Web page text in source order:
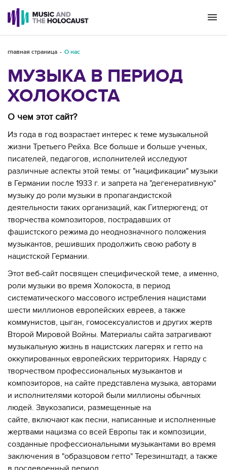
главная страница О нас
МУЗЫКА В ПЕРИОД
ХОЛОКОСТА
О чем этот сайт?
Из года в год возрастает интерес к теме музыкальной
жизни Третьего Рейха. Все больше и больше ученых,
писателей, педагогов, исполнителей исследуют
различные аспекты этой темы: от "нацификации" музыки
в Германии после 1933 г. и запрета на "дегенеративную"
музыку до роли музыки в пропагандистской
деятельности таких организаций, как Гитлерюгенд; от
творчества композиторов, пострадавших от
фашистского режима до неоднозначного положения
музыкантов, решивших продолжить свою работу в
нацистской Германии.
Этот веб-сайт посвящен специфической теме, а именно,
роли музыки во время Холокоста, в период
систематического массового истребления нацистами
шести миллионов европейских евреев, а также
коммунистов, цыган, гомосексуалистов и других жертв
Второй Мировой Войны. Материалы сайта затрагивают
музыкальную жизнь в нацистских лагерях и гетто на
оккупированных европейских территориях. Наряду с
творчеством профессиональных музыкантов и
композиторов, на сайте представлена музыка, авторами
и исполнителями которой были миллионы обычных
людей. Звукозаписи, размещенные на
сайте, включают как песни, написанные и исполненные
жертвами нацизма со всей Европы так и композиции,
созданные профессиональными музыкантами во время
заключения в "образцовом гетто" Терезинштадт, а также